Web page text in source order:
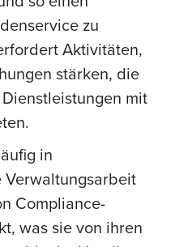
zu
Aktivitäten,
stärken, die
mit
in
Verwaltungsarbeit
Compliance-
was sie von ihren